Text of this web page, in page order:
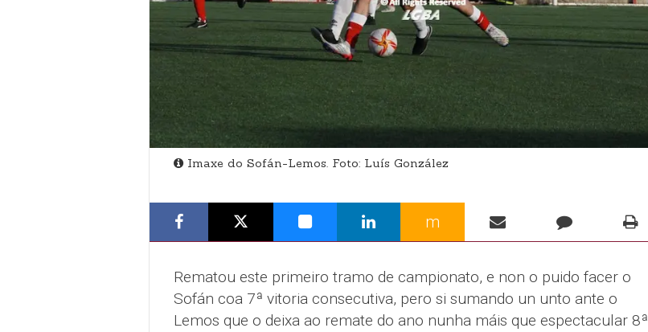
Imaxe do Sofán-Lemos. Foto: Luís González
m
Rematou este primeiro tramo de campionato, e non o puido facer o
Sofán coa 7ª vitoria consecutiva, pero si sumando un unto ante o
Lemos que o deixa ao remate do ano nunha máis que espectacular 8ª